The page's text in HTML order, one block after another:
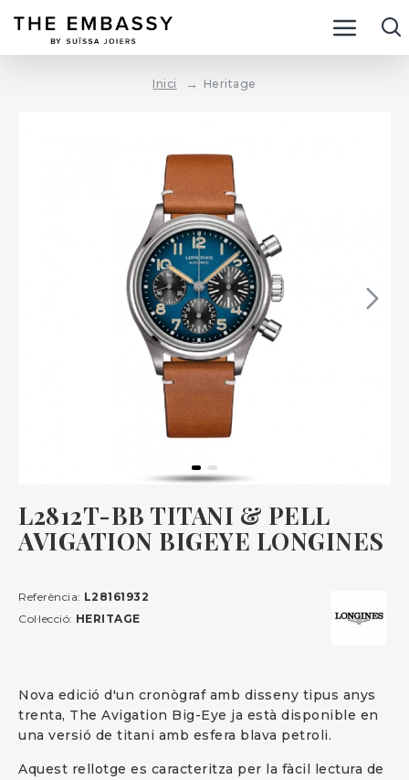
Inici Heritage
L2812T-BB TITANI & PELL
AVIGATION BIGEYE LONGINES
Nova edició d'un cronògraf amb disseny tipus anys
trenta, The Avigation Big-Eye ja està disponible en
una versió de titani amb esfera blava petroli.
Aquest rellotge es caracteritza per la fàcil lectura de
Referència: L28161932
Col·lecció: HERITAGE